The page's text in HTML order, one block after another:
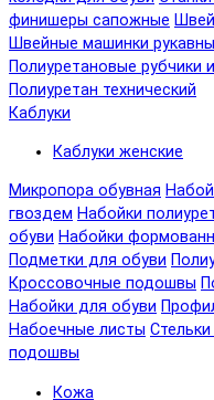
финишеры сапожные
Швейные машинки
Полиуретановые рубчики
Полиуретан технический
Каблуки
Каблуки женские
Микропора обувная
гвоздем Набойки
обуви Набойки
Подметки для обуви
Кроссовочные подошвы
Набойки для обуви
Набоечные листы
подошвы
Кожа